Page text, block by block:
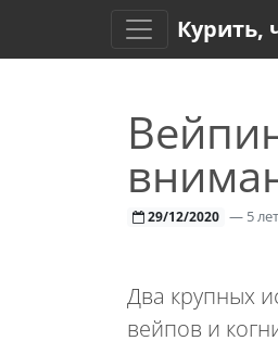
Курить,
29/12/2020 —5
Два крупных
вейпов и